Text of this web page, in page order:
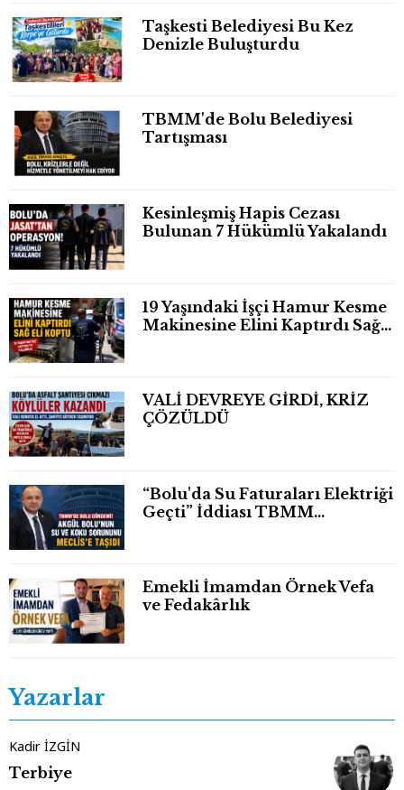
Taşkesti Belediyesi Bu Kez
Denizle Buluşturdu
TBMM'de Bolu Belediyesi
Tartışması
Kesinleşmiş Hapis Cezası
Bulunan 7 Hükümlü Yakalandı
19 Yaşındaki İşçi Hamur Kesme
Makinesine Elini Kaptırdı Sağ
VALİ DEVREYE GİRDİ, KRİZ
ÇÖZÜLDÜ
“Bolu'da Su Faturaları Elektriği
Geçti” İddiası TBMM
Emekli İmamdan Örnek Vefa
ve Fedakârlık
Yazarlar
Kadir İZGİN
Terbiye